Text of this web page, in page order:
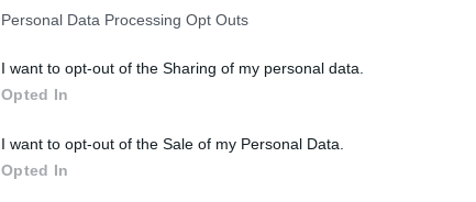
Personal Data Processing Opt Outs
I want to opt-out of the Sharing of my personal data.
Opted In
I want to opt-out of the Sale of my Personal Data.
Opted In